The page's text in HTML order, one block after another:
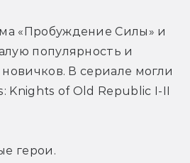
«Пробуждение Силы» и
популярность и
В сериале могли
Knights of Old Republic I-II
герои.